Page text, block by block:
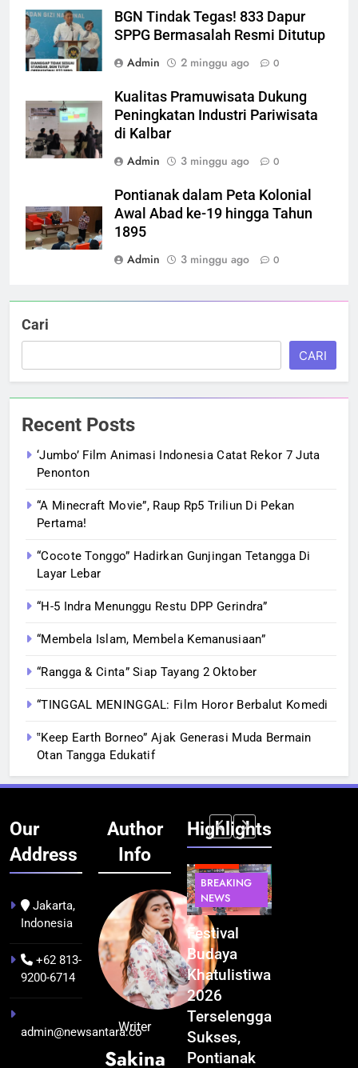
BGN Tindak Tegas! 833 Dapur
SPPG Bermasalah Resmi Ditutup
Admin
2 minggu ago 0
Kualitas Pramuwisata Dukung
Peningkatan Industri Pariwisata
di Kalbar
Admin
3 minggu ago 0
Pontianak dalam Peta Kolonial
Awal Abad ke-19 hingga Tahun
1895
Admin
3 minggu ago 0
Cari
CARI
Recent Posts
‘Jumbo’ Film Animasi Indonesia Catat Rekor 7 Juta
Penonton
“A Minecraft Movie”, Raup Rp5 Triliun Di Pekan
Pertama!
“Cocote Tonggo” Hadirkan Gunjingan Tetangga Di
Layar Lebar
“H-5 Indra Menunggu Restu DPP Gerindra”
“Membela Islam, Membela Kemanusiaan”
“Rangga & Cinta” Siap Tayang 2 Oktober
“TINGGAL MENINGGAL: Film Horor Berbalut Komedi
‟Keep Earth Borneo” Ajak Generasi Muda Bermain
Otan Tangga Edukatif
Our
Address
Jakarta,
Indonesia
+62 813-
9200-6714
admin@newsantara.co
Author
Info
Writer
Sakina
Highlights
BERITA
NEWS
Pramuwisata
Dukung
Peningkatan
Pariwisata
INFRASTRUKTUR
TEKNOLOGI
Indonesia
Resmi
Bangun AI
Factory
se-Asia
Tenggara,
BREAKING
NEWS
Festival
Budaya
Khatulistiwa
2026
Terselenggara
Sukses,
Pontianak